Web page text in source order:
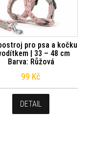
pro psa a kočku
| 33 – 48 cm
Barva: Růžová
99 Kč
DETAIL